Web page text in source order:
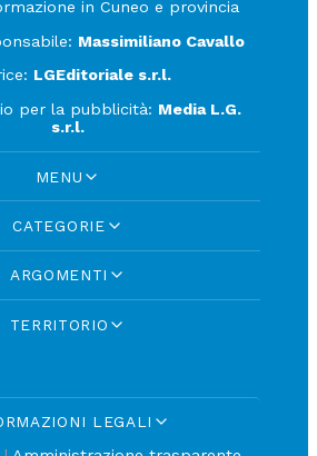
in Cuneo e provincia
Massimiliano Cavallo
LGEditoriale s.r.l.
per la pubblicità: Media L.G.
s.r.l.
MENU
CATEGORIE
ARGOMENTI
TERRITORIO
LEGALI